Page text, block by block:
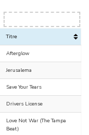
Titre
Afterglow
Jerusalema
Save Your Tears
Drivers License
Love Not War (The Tampa
Beat)